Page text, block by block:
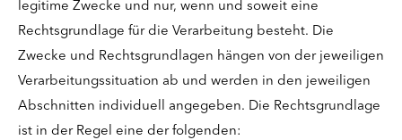
legitime Zwecke und nur, wenn und soweit eine
Rechtsgrundlage für die Verarbeitung besteht. Die
Zwecke und Rechtsgrundlagen hängen von der jeweiligen
Verarbeitungssituation ab und werden in den jeweiligen
Abschnitten individuell angegeben. Die Rechtsgrundlage
ist in der Regel eine der folgenden: